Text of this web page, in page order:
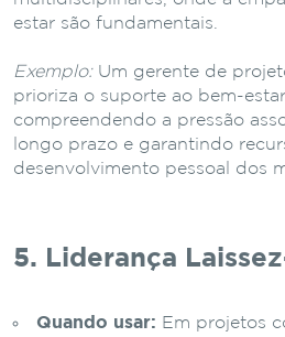
estar são fundamentais.
Exemplo:Um gerente de
prioriza o suporte ao bem-
compreendendo a pressão
longo prazo e garantindo
desenvolvimento pessoal dos
5. Liderança
Quando usar: Em projetos